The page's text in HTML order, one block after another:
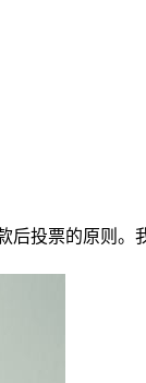
投票的原则。